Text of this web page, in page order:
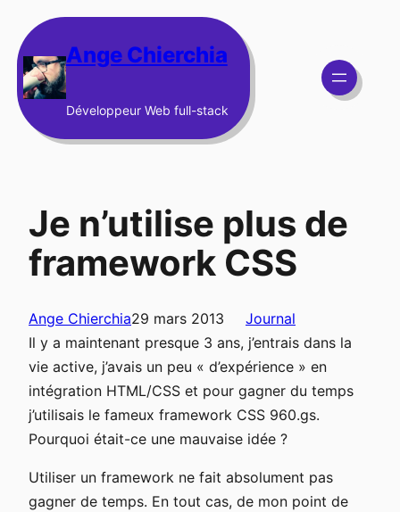
au
contenu Ange Chierchia
Développeur Web full-stack
Je n’utilise plus de
framework CSS
Ange Chierchia29 mars 2013
Journal
Il y a maintenant presque 3 ans, j’entrais dans la
vie active, j’avais un peu « d’expérience » en
intégration HTML/CSS et pour gagner du temps
j’utilisais le fameux framework CSS 960.gs.
Pourquoi était-ce une mauvaise idée ?
Utiliser un framework ne fait absolument pas
gagner de temps. En tout cas, de mon point de